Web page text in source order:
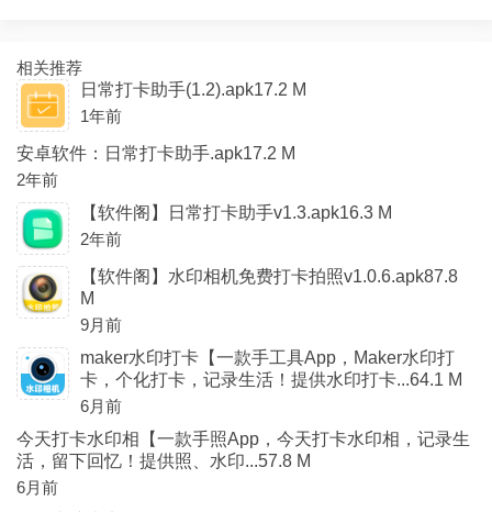
相关推荐
日常打卡助手(1.2).apk17.2 M
1年前
安卓软件：日常打卡助手.apk17.2 M
2年前
【软件阁】日常打卡助手v1.3.apk16.3 M
2年前
【软件阁】水印相机免费打卡拍照v1.0.6.apk87.8
M
9月前
maker水印打卡【一款手工具App，Maker水印打
卡，个化打卡，记录生活！提供水印打卡...64.1 M
6月前
今天打卡水印相【一款手照App，今天打卡水印相，记录生
活，留下回忆！提供照、水印...57.8 M
6月前